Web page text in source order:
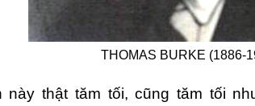
THOMAS BURKE (1886-
này thật tăm tối, cũng tăm tối